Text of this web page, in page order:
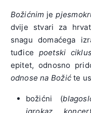
Božićnim je
dvije stvari za
snagu domaćega
tuđice poetski
epitet, odnosno
odnose na Božićte
božićni (